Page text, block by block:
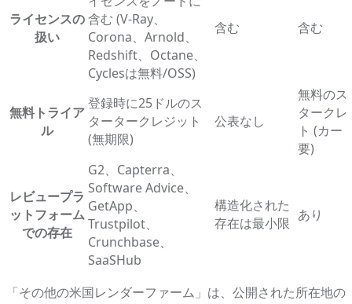
ライセンスの
扱い
含む (V-Ray、
Corona、Arnold、
Redshift、Octane、
Cyclesは無料/OSS)
含む 含む
無料トライア
ル
登録時に25ドルのス
タータークレジット
(無期限)
公表なし
無料のス
タークレ
ト (カー
要)
レビュープラ
ットフォーム
での存在
G2、Capterra、
Software Advice、
GetApp、
Trustpilot、
Crunchbase、
SaaSHub
構造化された
存在は最小限 あり
「その他の米国レンダーファーム」は、公開された所在地の